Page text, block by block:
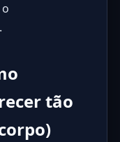
tão